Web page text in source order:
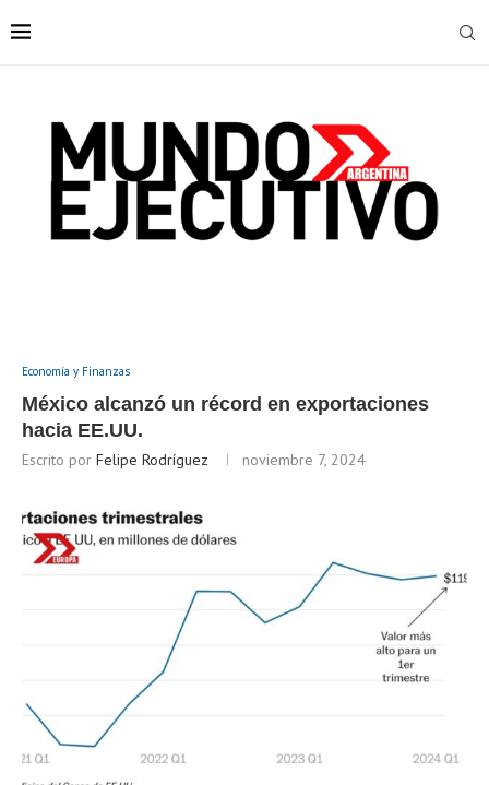
Economía y Finanzas
México alcanzó un récord en exportaciones
hacia EE.UU.
Escrito por Felipe Rodríguez noviembre 7, 2024